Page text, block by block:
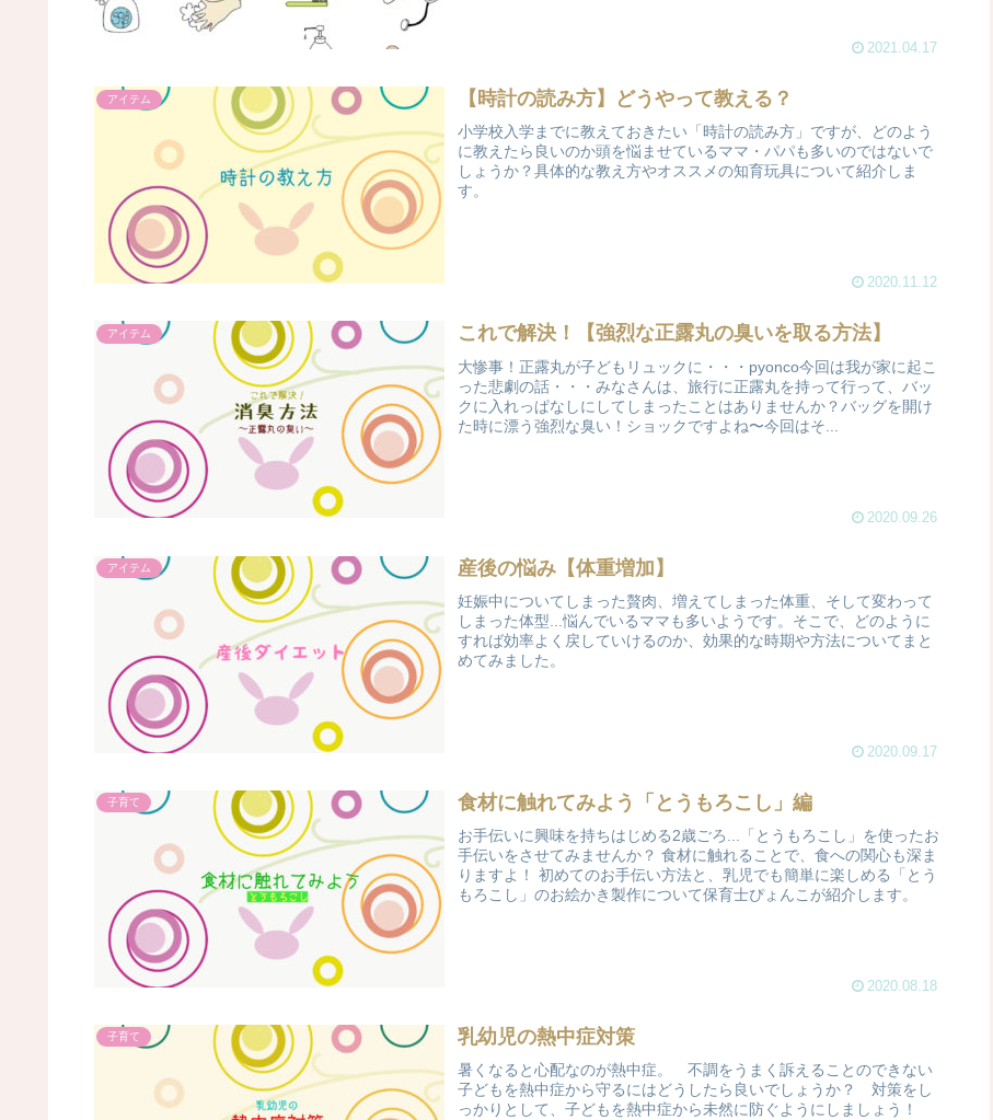
2021.04.17
アイテム 【時計の読み方】どうやって教える？
小学校入学までに教えておきたい「時計の読み方」ですが、どのよう
に教えたら良いのか頭を悩ませているママ・パパも多いのではないで
しょうか？具体的な教え方やオススメの知育玩具について紹介しま
す。
2020.11.12
アイテム これで解決！【強烈な正露丸の臭いを取る方法】
大惨事！正露丸が子どもリュックに・・・pyonco今回は我が家に起こ
った悲劇の話・・・みなさんは、旅行に正露丸を持って行って、バッ
クに入れっぱなしにしてしまったことはありませんか？バッグを開け
た時に漂う強烈な臭い！ショックですよね〜今回はそ...
2020.09.26
アイテム 産後の悩み【体重増加】
妊娠中についてしまった贅肉、増えてしまった体重、そして変わって
しまった体型...悩んでいるママも多いようです。そこで、どのように
すれば効率よく戻していけるのか、効果的な時期や方法についてまと
めてみました。
2020.09.17
子育て 食材に触れてみよう「とうもろこし」編
お手伝いに興味を持ちはじめる2歳ごろ...「とうもろこし」を使ったお
手伝いをさせてみませんか？ 食材に触れることで、食への関心も深ま
りますよ！ 初めてのお手伝い方法と、乳児でも簡単に楽しめる「とう
もろこし」のお絵かき製作について保育士ぴょんこが紹介します。
2020.08.18
子育て 乳幼児の熱中症対策
暑くなると心配なのが熱中症。 不調をうまく訴えることのできない
子どもを熱中症から守るにはどうしたら良いでしょうか？ 対策をし
っかりとして、子どもを熱中症から未然に防ぐようにしましょう！